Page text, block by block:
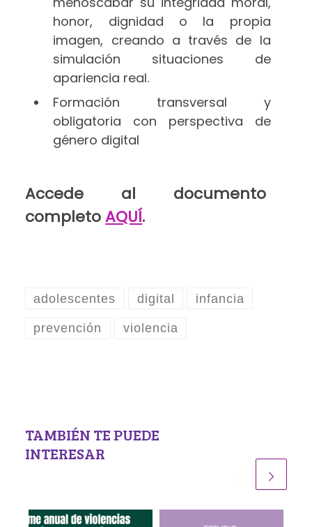
honor, dignidad o la propia
imagen, creando a través de la
simulación situaciones de
apariencia real.
Formación transversal y
obligatoria con perspectiva de
género digital
Accede al documento
completoAQUÍ.
adolescentes digital infancia
prevención violencia
TAMBIÉN TE PUEDE
INTERESAR